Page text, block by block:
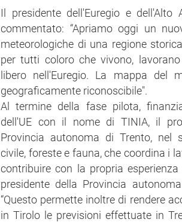
Il presidente dell'Euregio e dell'Alto
commentato: “Apriamo oggi un
meteorologiche di una regione
per tutti coloro che vivono,
libero nell'Euregio. La mappa del
geograficamente riconoscibile".
Al termine della fase pilota,
dell'UE con il nome di TINIA, il
Provincia autonoma di Trento, nel
civile, foreste e fauna, che coordina i
contribuire con la propria
presidente della Provincia
“Questo permette inoltre di rendere
in Tirolo le previsioni effettuate in